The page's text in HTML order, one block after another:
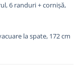
6 randuri + cornișă,
la spate, 172 cm